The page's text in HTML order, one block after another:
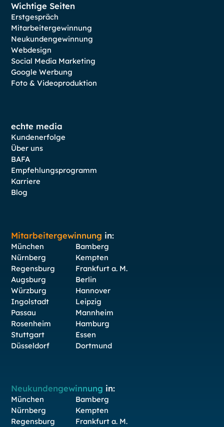
Wichtige Seiten
Erstgespräch
Mitarbeitergewinnung
Neukundengewinnung
Webdesign
Social Media Marketing
Google Werbung
Foto & Videoproduktion
echte media
Kundenerfolge
Über uns
BAFA
Empfehlungsprogramm
Karriere
Blog
Mitarbeitergewinnung in:
München
Nürnberg
Regensburg
Augsburg
Würzburg
Ingolstadt
Passau
Rosenheim
Stuttgart
Düsseldorf
Bamberg
Kempten
Frankfurt a. M.
Berlin
Hannover
Leipzig
Mannheim
Hamburg
Essen
Dortmund
Neukundengewinnung in:
München
Nürnberg
Regensburg
Bamberg
Kempten
Frankfurt a. M.